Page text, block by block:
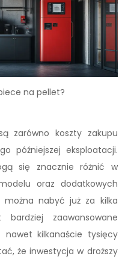
na pellet?
zarówno koszty zakupu
późniejszej eksploatacji.
się znacznie różnić w
oraz dodatkowych
można nabyć już za kilka
zaawansowane
nawet kilkanaście tysięcy
że inwestycja w droższy